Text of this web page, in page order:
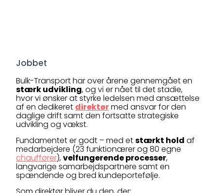
Jobbet
Bulk-Transport har over årene gennemgået en
stærk udvikling, og vi er nået til det stadie,
hvor vi ønsker at styrke ledelsen med ansættelse
af en dedikeret direktørmed ansvar for den
daglige drift samt den fortsatte strategiske
udvikling og vækst.
Fundamentet er godt – med etstærkt hold af
medarbejdere (23 funktionærer og 80 egne
chauffører),velfungerende processer,
langvarige samarbejdspartnere samt en
spændende og bred kundeportefølje.